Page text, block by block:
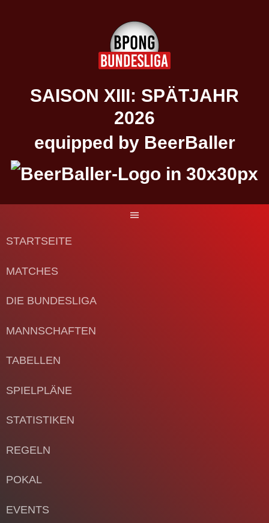
SAISON XIII: SPÄTJAHR
2026
equipped by BeerBaller
STARTSEITE
MATCHES
DIE BUNDESLIGA
MANNSCHAFTEN
TABELLEN
SPIELPLÄNE
STATISTIKEN
REGELN
POKAL
EVENTS